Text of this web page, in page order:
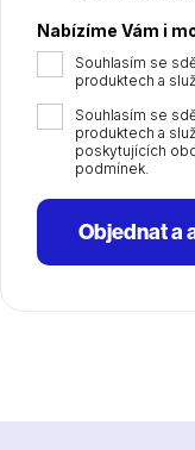
Nabízíme Vám i
Souhlasím se
produktech a
Souhlasím se
produktech a
poskytujících
podmínek.
Objednat a